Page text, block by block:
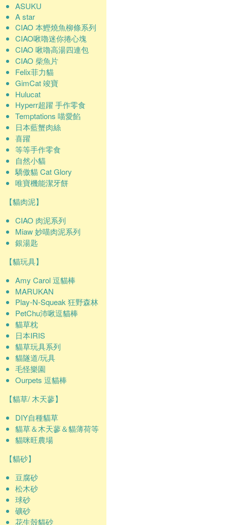
ASUKU
A star
CIAO 本鰹燒魚柳條系列
CIAO啾嚕迷你捲心塊
CIAO 啾嚕高湯四連包
CIAO 柴魚片
Felix菲力貓
GimCat 竣寶
Hulucat
Hyperr超躍 手作零食
Temptations 喵愛餡
日本藍蟹肉絲
喜躍
等等手作零食
自然小貓
驕傲貓 Cat Glory
唯寶機能潔牙餅
【貓肉泥】
CIAO 肉泥系列
Miaw 妙喵肉泥系列
銀湯匙
【貓玩具】
Amy Carol 逗貓棒
MARUKAN
Play-N-Squeak 狂野森林
PetChu沛啾逗貓棒
貓草枕
日本IRIS
貓草玩具系列
貓隧道/玩具
毛怪樂園
Ourpets 逗貓棒
【貓草/ 木天蓼】
DIY自種貓草
貓草＆木天蓼＆貓薄荷等
貓咪旺農場
【貓砂】
豆腐砂
松木砂
球砂
礦砂
花生殼貓砂